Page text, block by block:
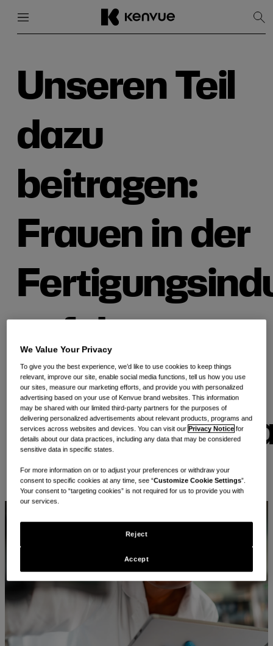
Inhalt
Unseren Teil
dazu
beitragen:
Frauen in der
Vormarsch in
E-
mailen
DruckenKopieren
We Value Your Privacy
To give you the best experience, we’d like to use cookies to keep things
relevant, improve our site, enable social media functions, tell us how you use
our sites, measure our marketing efforts, and provide you with personalized
advertising based on your use of Kenvue brand websites. This information
may be shared with our limited third-party partners for the purposes of
delivering personalized advertisements about relevant products, programs and
services across websites and devices. You can visit ourPrivacy Notice for
details about our data practices, including any data that may be considered
sensitive data in specific states.
For more information on or to adjust your preferences or withdraw your
consent to specific cookies at any time, see “Customize Cookie Settings”.
Your consent to “targeting cookies” is not required for us to provide you with
our services.
Reject
Accept